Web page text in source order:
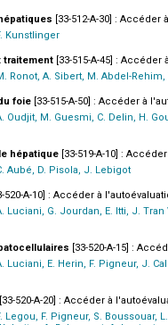
[33-512-A-30] :
Kunstlinger
traitement [33-515-A-45] :
A. Sibert, M. Abdel-Rehim,
foie [33-515-A-50] : Accéder à
M. Guesmi, C. Delin, H.
hépatique [33-519-A-10] :
Aubé, D. Pisola, J. Lebigot
520-A-10] : Accéder à
G. Jourdan, E. Itti, J. Tran
[33-520-A-15] :
E. Herin, F. Pigneur, J.
[33-520-A-20] : Accéder à
F. Pigneur, S. Boussouar,